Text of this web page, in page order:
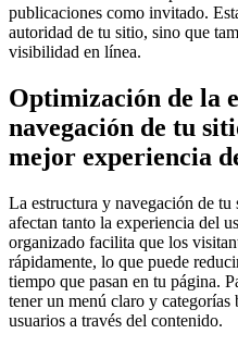
publicaciones como invitado.
autoridad de tu sitio, sino que
visibilidad en línea.
Optimización de la
navegación de tu
mejor experiencia
La estructura y navegación de
afectan tanto la experiencia del
organizado facilita que los
rápidamente, lo que puede
tiempo que pasan en tu página.
tener un menú claro y
usuarios a través del contenido.